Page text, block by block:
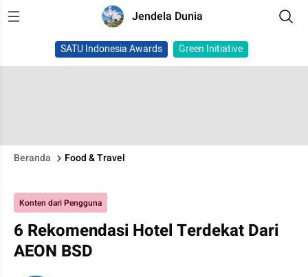
Jendela Dunia
SATU Indonesia Awards Green Initiative
Beranda Food & Travel
Konten dari Pengguna
6 Rekomendasi Hotel Terdekat Dari
AEON BSD